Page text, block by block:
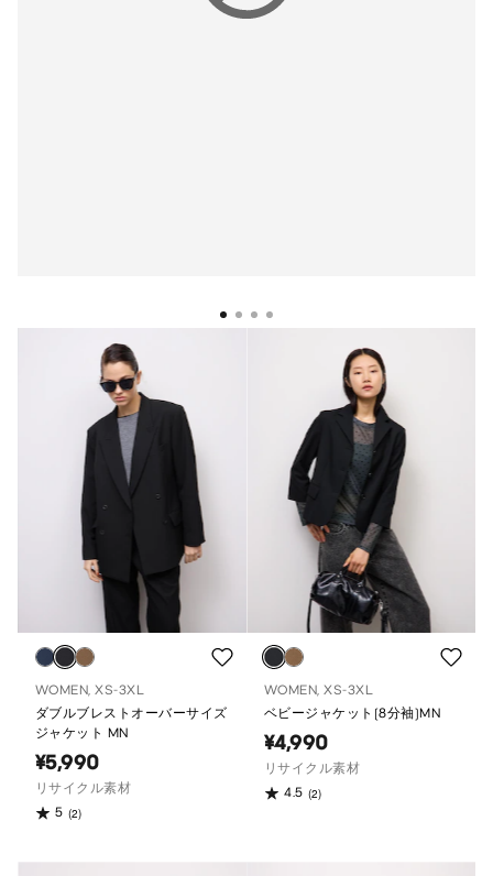
WOMEN, XS-3XL
ダブルブレストオーバーサイズ
ジャケット MN
¥5,990
リサイクル素材
5 (2)
WOMEN, XS-3XL
ベビージャケット(8分袖)MN
¥4,990
リサイクル素材
4.5 (2)